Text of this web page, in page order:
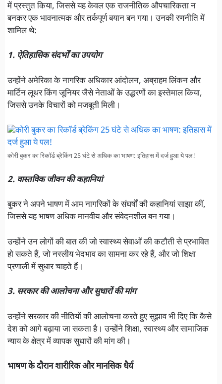
में प्रस्तुत किया, जिससे यह केवल एक राजनीतिक औपचारिकता न
बनकर एक भावनात्मक और तर्कपूर्ण बयान बन गया। उनकी रणनीति में
शामिल थे:
1. ऐतिहासिक संदर्भों का उपयोग
उन्होंने अमेरिका के नागरिक अधिकार आंदोलन, अब्राहम लिंकन और
मार्टिन लूथर किंग जूनियर जैसे नेताओं के उद्धरणों का इस्तेमाल किया,
जिससे उनके विचारों को मजबूती मिली।
कोरी बुकर का रिकॉर्ड ब्रेकिंग 25 घंटे से अधिक का भाषण: इतिहास में दर्ज हुआ ये पल!
2. वास्तविक जीवन की कहानियां
बुकर ने अपने भाषण में आम नागरिकों के संघर्षों की कहानियां साझा कीं,
जिससे यह भाषण अधिक मानवीय और संवेदनशील बन गया।
उन्होंने उन लोगों की बात की जो स्वास्थ्य सेवाओं की कटौती से प्रभावित
हो सकते हैं, जो नस्लीय भेदभाव का सामना कर रहे हैं, और जो शिक्षा
प्रणाली में सुधार चाहते हैं।
3. सरकार की आलोचना और सुधारों की मांग
उन्होंने सरकार की नीतियों की आलोचना करते हुए सुझाव भी दिए कि कैसे
देश को आगे बढ़ाया जा सकता है। उन्होंने शिक्षा, स्वास्थ्य और सामाजिक
न्याय के क्षेत्र में व्यापक सुधारों की मांग की।
भाषण के दौरान शारीरिक और मानसिक धैर्य